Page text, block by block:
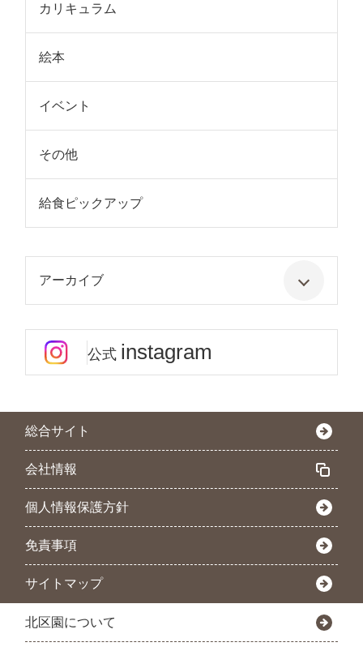
カリキュラム
絵本
イベント
その他
給食ピックアップ
アーカイブ
公式 instagram
総合サイト
会社情報
個人情報保護方針
免責事項
サイトマップ
北区園について